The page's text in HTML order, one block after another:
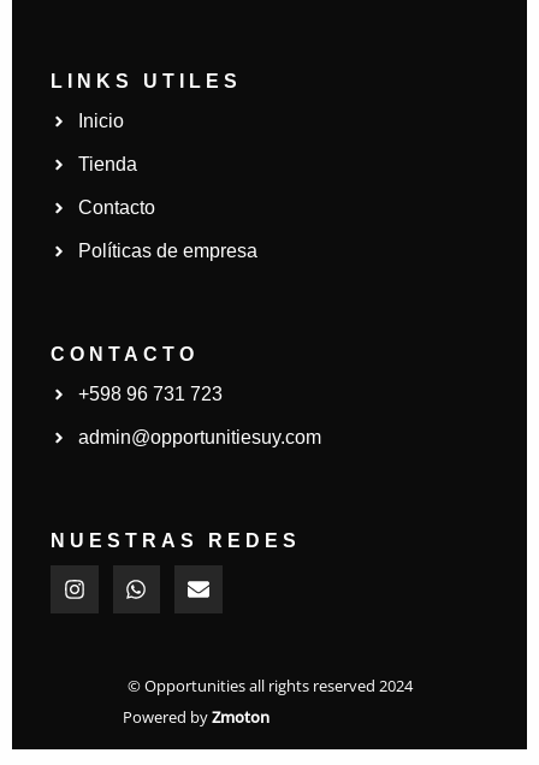
LINKS UTILES
Inicio
Tienda
Contacto
Políticas de empresa
CONTACTO
+598 96 731 723
admin@opportunitiesuy.com
NUESTRAS REDES
I
n
s
m
W
h
a
a
p
E
n
v
o
e
© Opportunities all rights reserved 2024
Powered byZmoton